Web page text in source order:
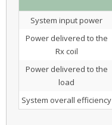
System input power
Power delivered to the
Rx coil
Power delivered to the
load
System overall efficiency